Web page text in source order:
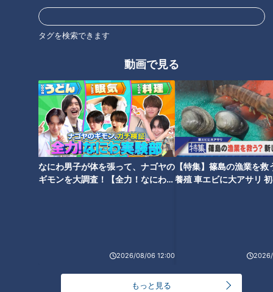
タグを検索できます
動画で見る
なにわ男子が体を張って、ナゴヤの
ギモンを大調査！【全力！なにわ実
2026/08/06 12:00
【特集】篠島の漁業を救
養殖 車エビに大アサリ
もっと見る
CBCテレビ『チャント！』よしお兄さんのもっと“みえ”推し
（京セラドキュメントソリューションズ玉城工場・森由貴佳さ
「『京セラ体操』を行っています。毎朝8時45分に朝一番スッ
キリさせて、ケガしないようにするためにやっています」